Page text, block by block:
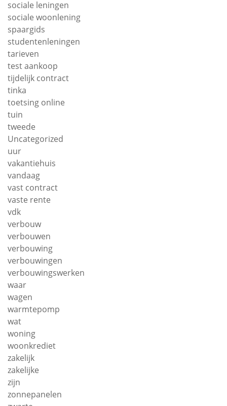
sociale leningen
sociale woonlening
spaargids
studentenleningen
tarieven
test aankoop
tijdelijk contract
tinka
toetsing online
tuin
tweede
Uncategorized
uur
vakantiehuis
vandaag
vast contract
vaste rente
vdk
verbouw
verbouwen
verbouwing
verbouwingen
verbouwingswerken
waar
wagen
warmtepomp
wat
woning
woonkrediet
zakelijk
zakelijke
zijn
zonnepanelen